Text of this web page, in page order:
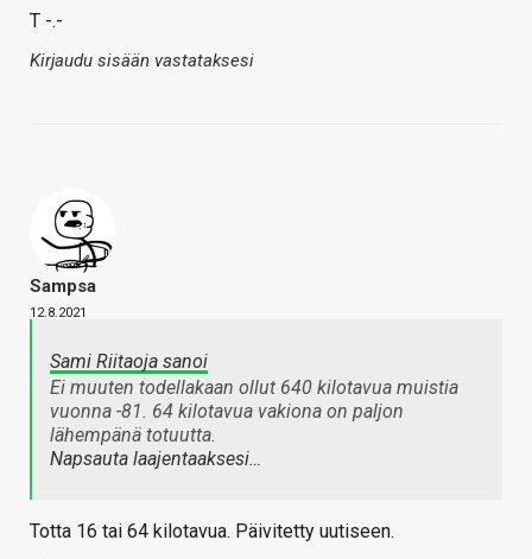
T -.-
Kirjaudu sisään vastataksesi
Sampsa
12.8.2021
Sami Riitaoja sanoi
Ei muuten todellakaan ollut 640 kilotavua muistia
vuonna -81. 64 kilotavua vakiona on paljon
lähempänä totuutta.
Napsauta laajentaaksesi…
Totta 16 tai 64 kilotavua. Päivitetty uutiseen.